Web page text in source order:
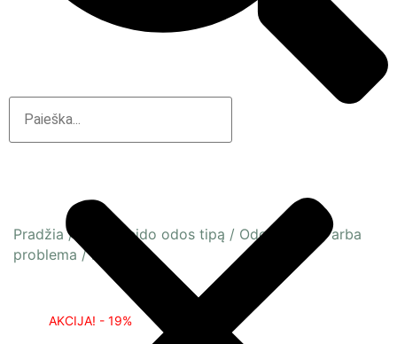
Pradžia/ Pagal veido odos tipą / Odos būsena arba
problema /Brandi
AKCIJA! - 19%